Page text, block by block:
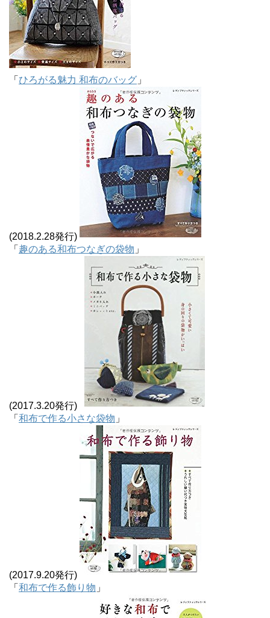
「 ひろがる魅力 和布のバッグ 」
(2018.2.28発行)
「 趣のある和布つなぎの袋物 」
(2017.3.20発行)
「 和布で作る小さな袋物 」
(2017.9.20発行)
「 和布で作る飾り物 」